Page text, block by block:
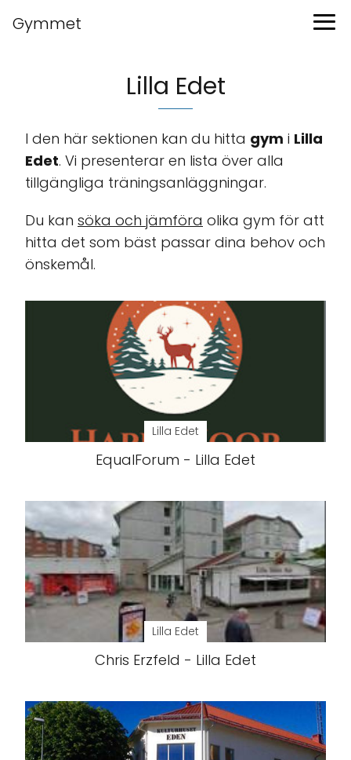
Gymmet
Lilla Edet
I den här sektionen kan du hitta gym i Lilla
Edet. Vi presenterar en lista över alla
tillgängliga träningsanläggningar.
Du kan söka och jämföra olika gym för att
hitta det som bäst passar dina behov och
önskemål.
Lilla Edet
EqualForum - Lilla Edet
Lilla Edet
Chris Erzfeld - Lilla Edet